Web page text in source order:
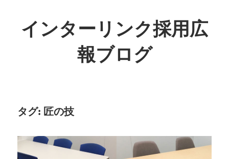
インターリンク採用広
報ブログ
タグ: 匠の技